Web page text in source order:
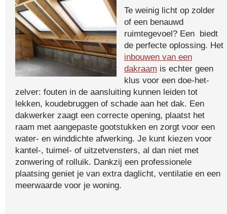
Te weinig licht op zolder
of een benauwd
ruimtegevoel? Een biedt
de perfecte oplossing. Het
inbouwen van een
dakraam is echter geen
klus voor een doe-het-
zelver: fouten in de aansluiting kunnen leiden tot
lekken, koudebruggen of schade aan het dak. Een
dakwerker zaagt een correcte opening, plaatst het
raam met aangepaste gootstukken en zorgt voor een
water- en winddichte afwerking. Je kunt kiezen voor
kantel-, tuimel- of uitzetvensters, al dan niet met
zonwering of rolluik. Dankzij een professionele
plaatsing geniet je van extra daglicht, ventilatie en een
meerwaarde voor je woning.